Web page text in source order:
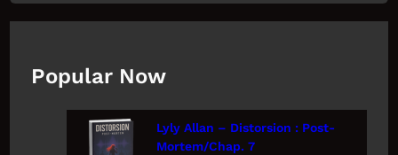
Popular Now
Lyly Allan – Distorsion : Post-
Mortem/Chap. 7